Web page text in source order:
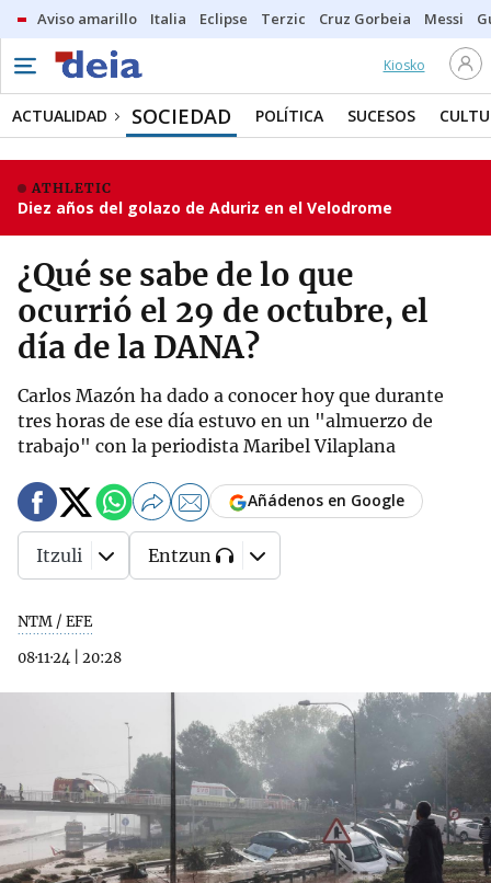
Aviso amarillo Italia Eclipse Terzic Cruz Gorbeia Messi
Kiosko
ACTUALIDAD SOCIEDAD POLÍTICA SUCESOS
ATHLETIC
Diez años del golazo de Aduriz en el Velodrome
¿Qué se sabe de lo que
ocurrió el 29 de octubre, el
día de la DANA?
Carlos Mazón ha dado a conocer hoy que durante
tres horas de ese día estuvo en un "almuerzo de
trabajo" con la periodista Maribel Vilaplana
NTM / EFE
08·11·24
20:28
Añádenos en Google
Itzuli Entzun